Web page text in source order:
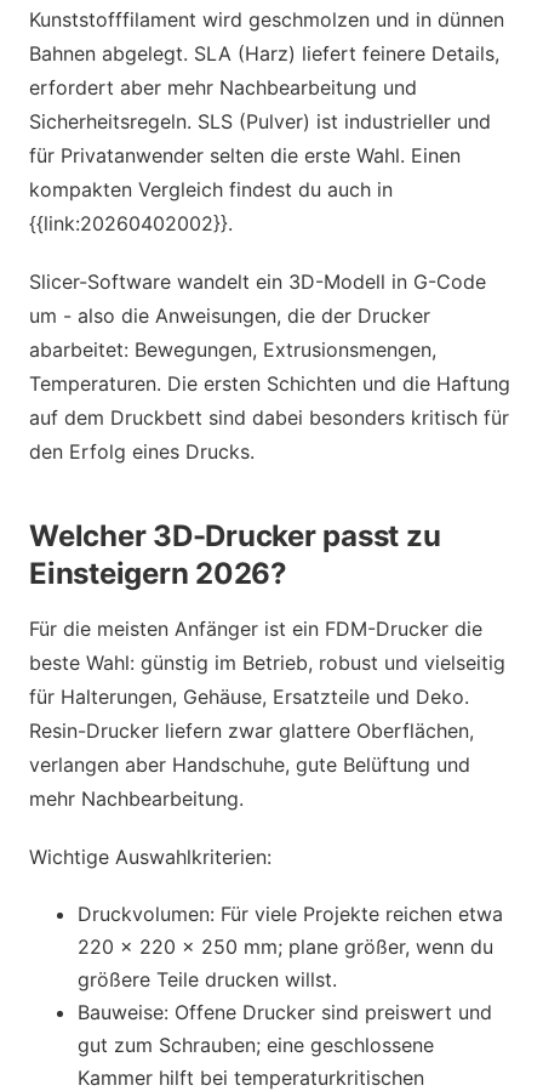
Kunststofffilament wird geschmolzen und in dünnen
Bahnen abgelegt. SLA (Harz) liefert feinere Details,
erfordert aber mehr Nachbearbeitung und
Sicherheitsregeln. SLS (Pulver) ist industrieller und
für Privatanwender selten die erste Wahl. Einen
kompakten Vergleich findest du auch in
{{link:20260402002}}.
Slicer-Software wandelt ein 3D-Modell in G-Code
um - also die Anweisungen, die der Drucker
abarbeitet: Bewegungen, Extrusionsmengen,
Temperaturen. Die ersten Schichten und die Haftung
auf dem Druckbett sind dabei besonders kritisch für
den Erfolg eines Drucks.
Welcher 3D-Drucker passt zu
Einsteigern 2026?
Für die meisten Anfänger ist ein FDM-Drucker die
beste Wahl: günstig im Betrieb, robust und vielseitig
für Halterungen, Gehäuse, Ersatzteile und Deko.
Resin-Drucker liefern zwar glattere Oberflächen,
verlangen aber Handschuhe, gute Belüftung und
mehr Nachbearbeitung.
Wichtige Auswahlkriterien:
Druckvolumen: Für viele Projekte reichen etwa
220 × 220 × 250 mm; plane größer, wenn du
größere Teile drucken willst.
Bauweise: Offene Drucker sind preiswert und
gut zum Schrauben; eine geschlossene
Kammer hilft bei temperaturkritischen